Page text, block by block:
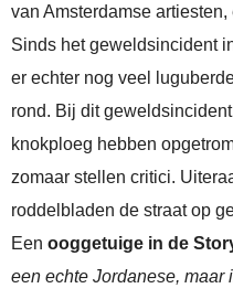
van Amsterdamse
Sinds het geweldsincident
er echter nog veel
rond. Bij dit
knokploeg hebben
zomaar stellen critici.
roddelbladen de straat op
Een ooggetuige in de
een echte Jordanese,